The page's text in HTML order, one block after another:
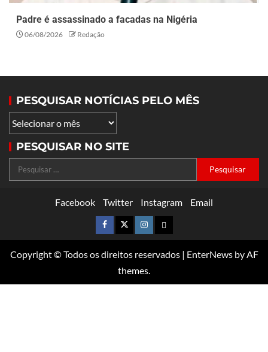
Padre é assassinado a facadas na Nigéria
06/08/2026 Redação
PESQUISAR NOTÍCIAS PELO MÊS
PESQUISAR NO SITE
Facebook Twitter Instagram Email
Copyright © Todos os direitos reservados | EnterNewsby AF
themes.